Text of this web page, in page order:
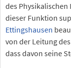
des
dieser Funktion
Ettingshausen
von der Leitung
dass davon seine